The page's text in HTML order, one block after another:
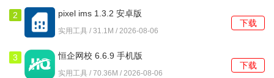
创游世界是否支持多种创作形式？
等，根据自己的兴趣进行创作。
2 pixel ims 1.3.2 安卓版
实用工具 / 31.1M / 2026-08-06
下载
3 恒企网校 6.6.9 手机版
实用工具 / 70.36M / 2026-08-06
下载